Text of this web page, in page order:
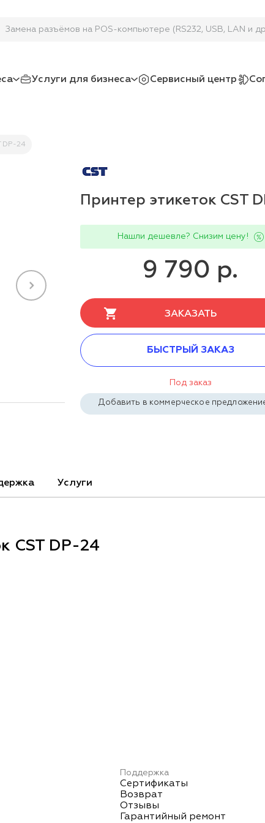
Замена разъёмов на POS-компьютере (RS232, USB, LAN и
Услуги для бизнеса Сервисный центр
DP-24
Принтер этикеток CST
Нашли дешевле? Снизим цену!
9 790 р.
ЗАКАЗАТЬ
БЫСТРЫЙ ЗАКАЗ
Под заказ
Добавить в коммерческое
Услуги
CST DP-24
Поддержка
Сертификаты
Возврат
Отзывы
Гарантийный ремонт